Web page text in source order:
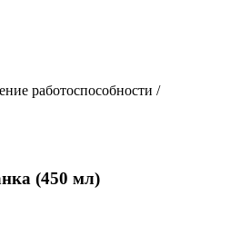
работоспособности /
(450 мл)